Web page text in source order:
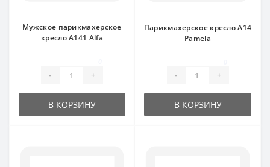
Мужское парикмахерское
кресло A141 Alfa
- +
В КОРЗИНУ
Парикмахерское кресло А14
Pamela
- +
В КОРЗИНУ